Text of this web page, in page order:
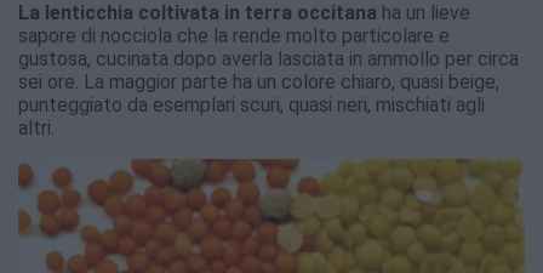
La lenticchia coltivata in terra occitana ha un lieve
sapore di nocciola che la rende molto particolare e
gustosa, cucinata dopo averla lasciata in ammollo per circa
sei ore. La maggior parte ha un colore chiaro, quasi beige,
punteggiato da esemplari scuri, quasi neri, mischiati agli
altri.